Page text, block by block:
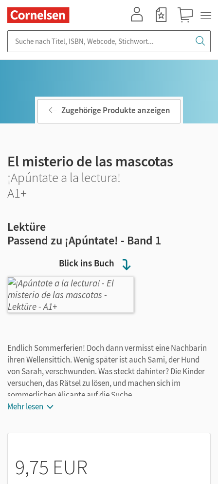
Blick ins Buch
Zugehörige Produkte anzeigen
El misterio de las mascotas
¡Apúntate a la lectura!
A1+
Lektüre
Passend zu ¡Apúntate! - Band 1
Endlich Sommerferien! Doch dann vermisst eine Nachbarin
ihren Wellensittich. Wenig später ist auch Sami, der Hund
von Sarah, verschwunden. Was steckt dahinter? Die Kinder
versuchen, das Rätsel zu lösen, und machen sich im
sommerlichen Alicante auf die Suche.
Mehr lesen
9,75 EUR